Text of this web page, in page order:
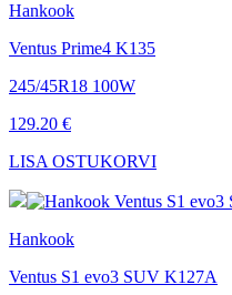
Hankook
Ventus Prime4 K135
245/45R18 100W
129.20 €
LISA OSTUKORVI
Hankook
Ventus S1 evo3 SUV K127A